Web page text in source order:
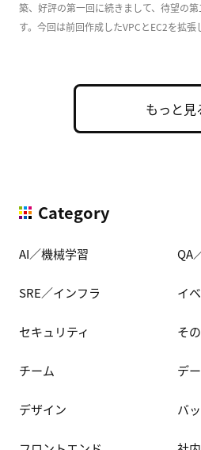
築、好評の第一回に続きまして、待望の
す。今回は前回作成したVPCとEC2を拡
もっと見
Category
AI／機械学習 QA
SRE／インフラ イ
セキュリティ そ
チーム デ
デザイン バ